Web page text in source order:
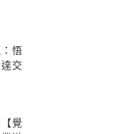
悟
交
覺